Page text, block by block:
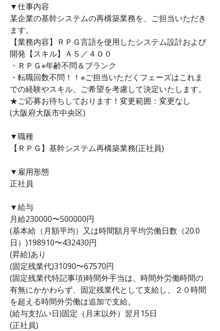
▼仕事内容
某企業の基幹システムの再構築業務を、ご担当いただき
ます。
【業務内容】ＲＰＧ言語を使用したシステム設計および
開発【スキル】ＡＳ／４００
・ＲＰＧ※年齢不問＆ブランク
・転職回数不問！！※ご担当いただくフェーズはこれま
での経験やスキル、ご希望を考慮して決定いたします。
★ご応募お待ちしております！変更範囲：変更なし
(大阪府大阪市中央区)
▼職種
【ＲＰＧ】基幹システム再構築業務(正社員)
▼雇用形態
正社員
▼給与
月給230000〜500000円
(基本給（月額平均）又は時間額月平均労働日数（20.0
日）)198910〜432430円
(昇給)あり
(固定残業代)31090〜67570円
(固定残業代特記事項)時間外手当は、時間外労働時間の
有無にかかわらず、固定残業代として支給し、２０時間
を超える時間外労働は追加で支給。
(給与支払い日)固定（月末以外）翌月15日
(正社員)